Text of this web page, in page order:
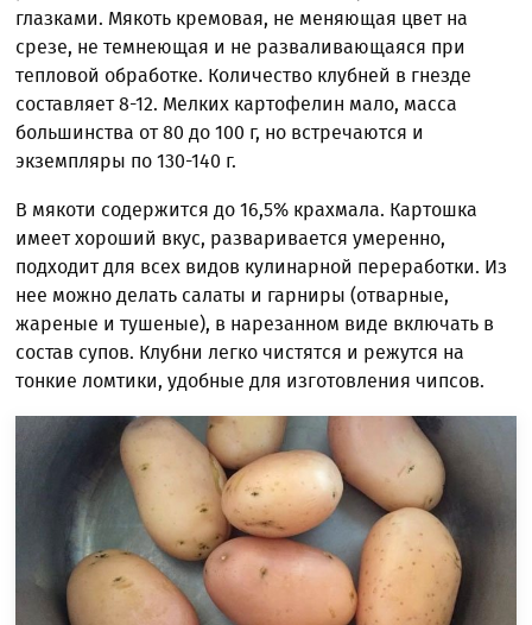
глазками. Мякоть кремовая, не меняющая цвет на
срезе, не темнеющая и не разваливающаяся при
тепловой обработке. Количество клубней в гнезде
составляет 8-12. Мелких картофелин мало, масса
большинства от 80 до 100 г, но встречаются и
экземпляры по 130-140 г.
В мякоти содержится до 16,5% крахмала. Картошка
имеет хороший вкус, разваривается умеренно,
подходит для всех видов кулинарной переработки. Из
нее можно делать салаты и гарниры (отварные,
жареные и тушеные), в нарезанном виде включать в
состав супов. Клубни легко чистятся и режутся на
тонкие ломтики, удобные для изготовления чипсов.